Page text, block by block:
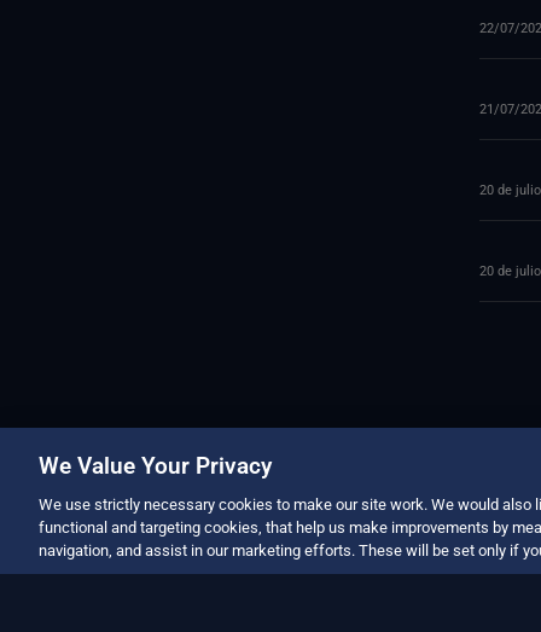
22/07/
21/07/
20 de
20 de
We Value Your Privacy
We use strictly necessary cookies to make our site work. We would also
functional and targeting cookies, that help us make improvements by
navigation, and assist in our marketing efforts. These will be set only if